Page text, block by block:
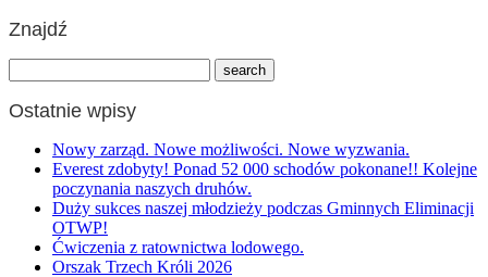
Znajdź
Ostatnie wpisy
Nowy zarząd. Nowe możliwości. Nowe wyzwania.
Everest zdobyty! Ponad 52 000 schodów pokonane!! Kolejne
poczynania naszych druhów.
Duży sukces naszej młodzieży podczas Gminnych Eliminacji
OTWP!
Ćwiczenia z ratownictwa lodowego.
Orszak Trzech Króli 2026